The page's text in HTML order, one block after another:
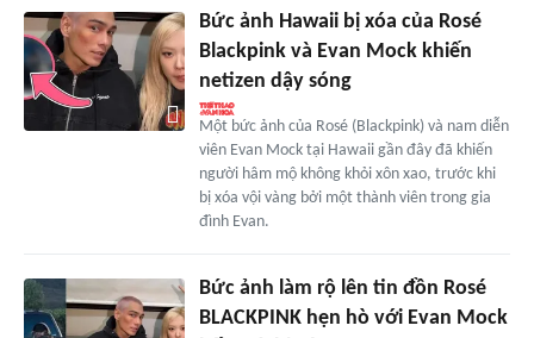
Bức ảnh Hawaii bị xóa của Rosé
Blackpink và Evan Mock khiến
netizen dậy sóng
Một bức ảnh của Rosé (Blackpink) và nam diễn
viên Evan Mock tại Hawaii gần đây đã khiến
người hâm mộ không khỏi xôn xao, trước khi
bị xóa vội vàng bởi một thành viên trong gia
đình Evan.
Bức ảnh làm rộ lên tin đồn Rosé
BLACKPINK hẹn hò với Evan Mock